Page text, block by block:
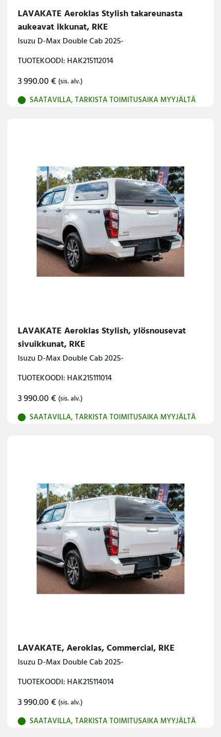
LAVAKATE Aeroklas Stylish takareunasta
aukeavat ikkunat, RKE
Isuzu D-Max Double Cab 2025-
TUOTEKOODI: HAK215112014
3 990.00€ (sis. alv.)
SAATAVILLA, TARKISTA TOIMITUSAIKA MYYJÄLTÄ
LAVAKATE Aeroklas Stylish, ylösnousevat
sivuikkunat, RKE
Isuzu D-Max Double Cab 2025-
TUOTEKOODI: HAK215111014
3 990.00€ (sis. alv.)
SAATAVILLA, TARKISTA TOIMITUSAIKA MYYJÄLTÄ
LAVAKATE, Aeroklas, Commercial, RKE
Isuzu D-Max Double Cab 2025-
TUOTEKOODI: HAK215114014
3 990.00€ (sis. alv.)
SAATAVILLA, TARKISTA TOIMITUSAIKA MYYJÄLTÄ